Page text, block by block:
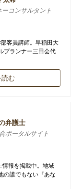
コンサルタント
客員講師。早稲田大
プランナー三田会代
読む
弁護士
ポータルサイト
情報を掲載中。地域
の誰でもない『あな